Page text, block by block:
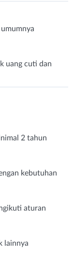
uang cuti dan
2 tahun
kebutuhan
aturan
lainnya